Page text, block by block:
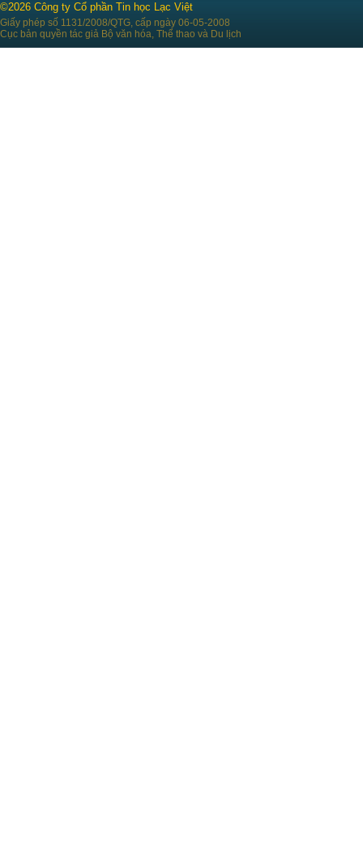
©2026 Công ty Cổ phần Tin học Lạc Việt
Giấy phép số 1131/2008/QTG, cấp ngày 06-05-2008
Cục bản quyền tác giả Bộ văn hóa, Thể thao và Du lịch